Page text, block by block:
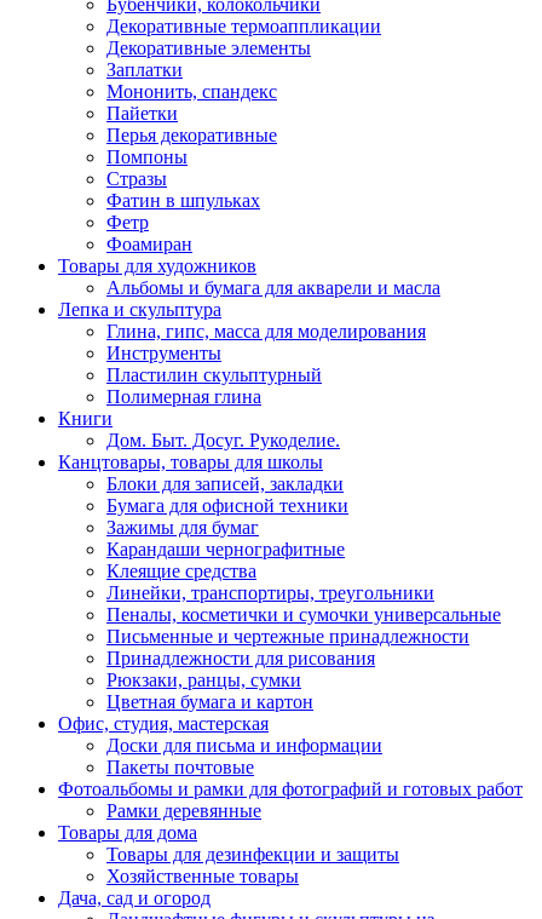
Бубенчики, колокольчики
Декоративные термоаппликации
Декоративные элементы
Заплатки
Мононить, спандекс
Пайетки
Перья декоративные
Помпоны
Стразы
Фатин в шпульках
Фетр
Фоамиран
Товары для художников
Альбомы и бумага для акварели и масла
Лепка и скульптура
Глина, гипс, масса для моделирования
Инструменты
Пластилин скульптурный
Полимерная глина
Книги
Дом. Быт. Досуг. Рукоделие.
Канцтовары, товары для школы
Блоки для записей, закладки
Бумага для офисной техники
Зажимы для бумаг
Карандаши чернографитные
Клеящие средства
Линейки, транспортиры, треугольники
Пеналы, косметички и сумочки универсальные
Письменные и чертежные принадлежности
Принадлежности для рисования
Рюкзаки, ранцы, сумки
Цветная бумага и картон
Офис, студия, мастерская
Доски для письма и информации
Пакеты почтовые
Фотоальбомы и рамки для фотографий и готовых работ
Рамки деревянные
Товары для дома
Товары для дезинфекции и защиты
Хозяйственные товары
Дача, сад и огород